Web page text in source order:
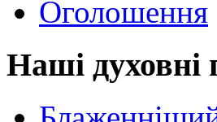
Оголошення
Наші духовні